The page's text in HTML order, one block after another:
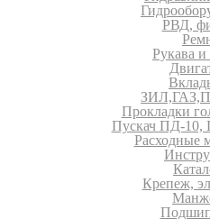
РВД,
Рукава
Прокладки
Пускач ПД-
Расходные
Крепеж,